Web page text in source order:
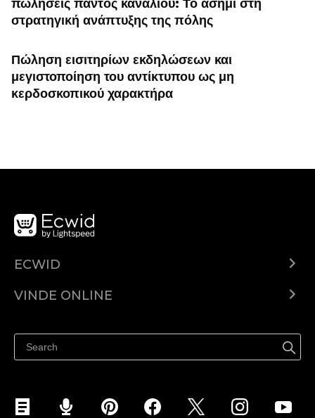
πωλήσεις παντός καναλιού: Το ασήμι στη
στρατηγική ανάπτυξης της πόλης
Πώληση εισιτηρίων εκδηλώσεων και
μεγιστοποίηση του αντίκτυπου ως μη
κερδοσκοπικού χαρακτήρα
ECWID
Prețuri
VINDE ONLINE
Vinde pe Facebook
Vinde pe Instagram